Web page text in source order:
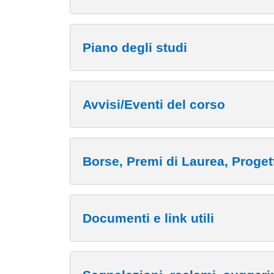
Piano degli studi
Avvisi/Eventi del corso
Borse, Premi di Laurea,
Documenti e link utili